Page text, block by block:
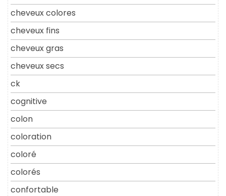
cheveux colores
cheveux fins
cheveux gras
cheveux secs
ck
cognitive
colon
coloration
coloré
colorés
confortable